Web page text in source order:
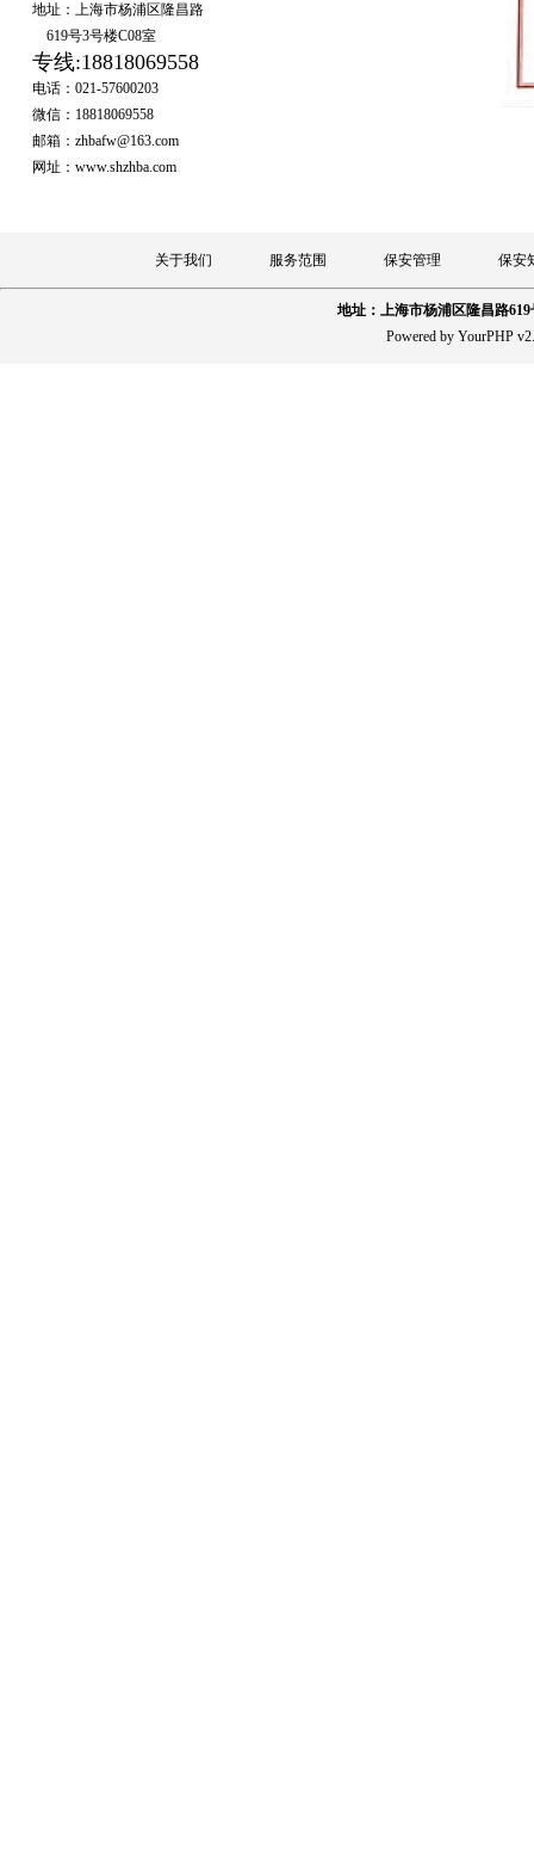
地址：上海市杨浦区隆昌路
619号3号楼C08室
专线:18818069558
电话：021-57600203
微信：18818069558
邮箱：zhbafw@163.com
网址：www.shzhba.com
关于我们 服务范围 保安管理 保安
地址：上海市杨浦区隆昌
Powered by YourPHP